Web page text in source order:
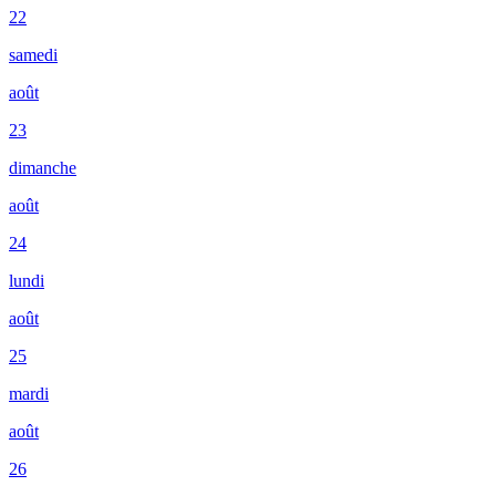
22
samedi
août
23
dimanche
août
24
lundi
août
25
mardi
août
26